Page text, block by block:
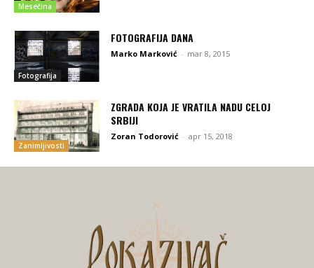
Mesečina
Fotografija
FOTOGRAFIJA DANA
Marko Marković - mar 8, 2015
Zanimljivosti
ZGRADA KOJA JE VRATILA NADU CELOJ
SRBIJI
Zoran Todorović - apr 15, 2018